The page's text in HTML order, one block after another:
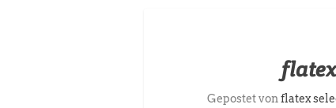
Gepostet von flatex